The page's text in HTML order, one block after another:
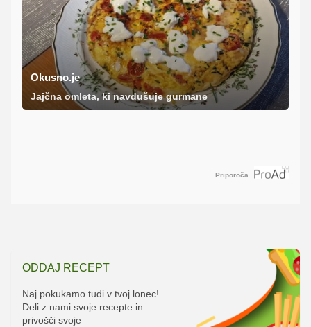
Okusno.je
Jajčna omleta, ki navdušuje gurmane
Priporoča
ODDAJ RECEPT
Naj pokukamo tudi v tvoj lonec!
Deli z nami svoje recepte in
privošči svoje